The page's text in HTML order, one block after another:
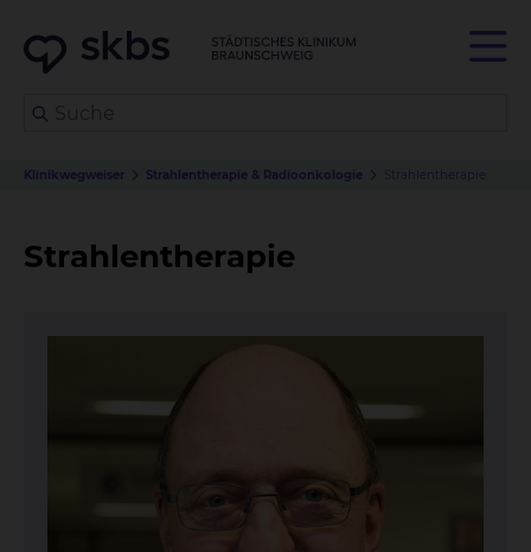
Klinikwegweiser Strahlentherapie & Radioonkologie Strahlentherapie
Strahlentherapie